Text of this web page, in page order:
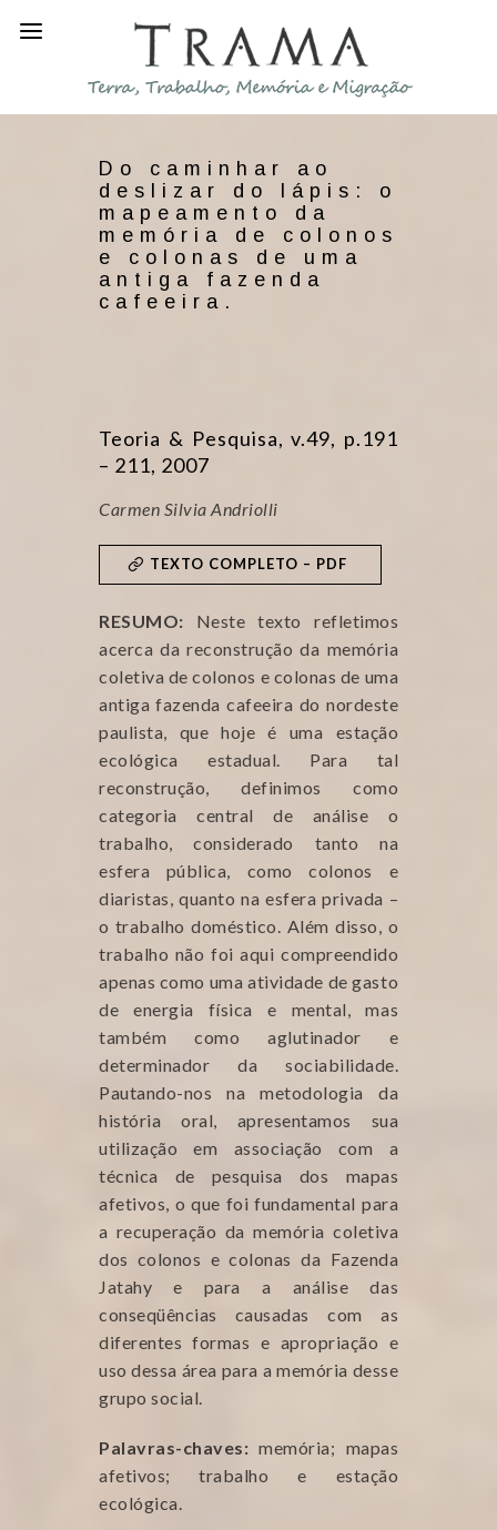
Do caminhar ao
deslizar do lápis: o
mapeamento da
memória de colonos
e colonas de uma
antiga fazenda
cafeeira.
Teoria & Pesquisa, v.49, p.191
– 211, 2007
Carmen Silvia Andriolli
TEXTO COMPLETO – PDF
RESUMO: Neste texto refletimos
acerca da reconstrução da memória
coletiva de colonos e colonas de uma
antiga fazenda cafeeira do nordeste
paulista, que hoje é uma estação
ecológica estadual. Para tal
reconstrução, definimos como
categoria central de análise o
trabalho, considerado tanto na
esfera pública, como colonos e
diaristas, quanto na esfera privada –
o trabalho doméstico. Além disso, o
trabalho não foi aqui compreendido
apenas como uma atividade de gasto
de energia física e mental, mas
também como aglutinador e
determinador da sociabilidade.
Pautando-nos na metodologia da
história oral, apresentamos sua
utilização em associação com a
técnica de pesquisa dos mapas
afetivos, o que foi fundamental para
a recuperação da memória coletiva
dos colonos e colonas da Fazenda
Jatahy e para a análise das
conseqüências causadas com as
diferentes formas e apropriação e
uso dessa área para a memória desse
grupo social.
Palavras-chaves: memória; mapas
afetivos; trabalho e estação
ecológica.